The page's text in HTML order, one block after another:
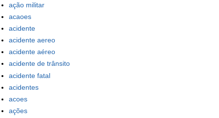
ação militar
acaoes
acidente
acidente aereo
acidente aéreo
acidente de trânsito
acidente fatal
acidentes
acoes
ações